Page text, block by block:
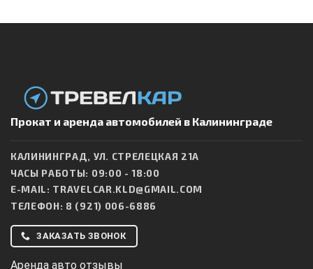
Прокат и аренда автомобилей в Калининграде
КАЛИНИНГРАД, УЛ. СТРЕЛЕЦКАЯ 21А
ЧАСЫ РАБОТЫ: 09:00 - 18:00
E-MAIL: TRAVELCAR.KLD@GMAIL.COM
ТЕЛЕФОН: 8 (921) 006-6886
ЗАКАЗАТЬ ЗВОНОК
Аренда авто отзывы